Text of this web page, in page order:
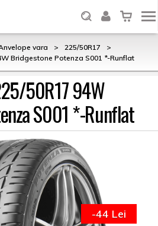
vara > 225/50R17
>
Bridgestone Potenza S001 *-Runflat
50R17 94W
S001 *-Runflat
-44 Lei